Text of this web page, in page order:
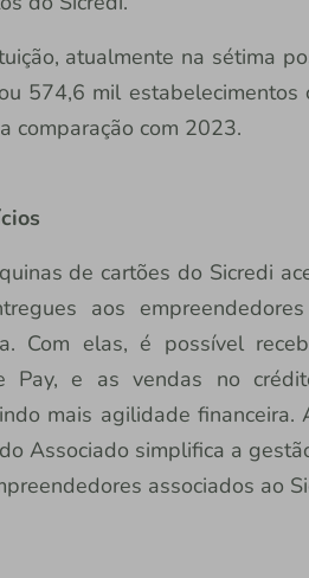
atualmente na sétima
574,6 mil
comparação com 2023.
de cartões do Sicredi
aos
Com elas, é possível
Pay, e as vendas no
mais agilidade
Associado simplifica a
associados ao